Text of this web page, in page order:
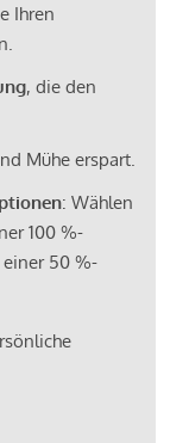
Ihren
, die den
Mühe erspart.
: Wählen
100 %-
50 %-